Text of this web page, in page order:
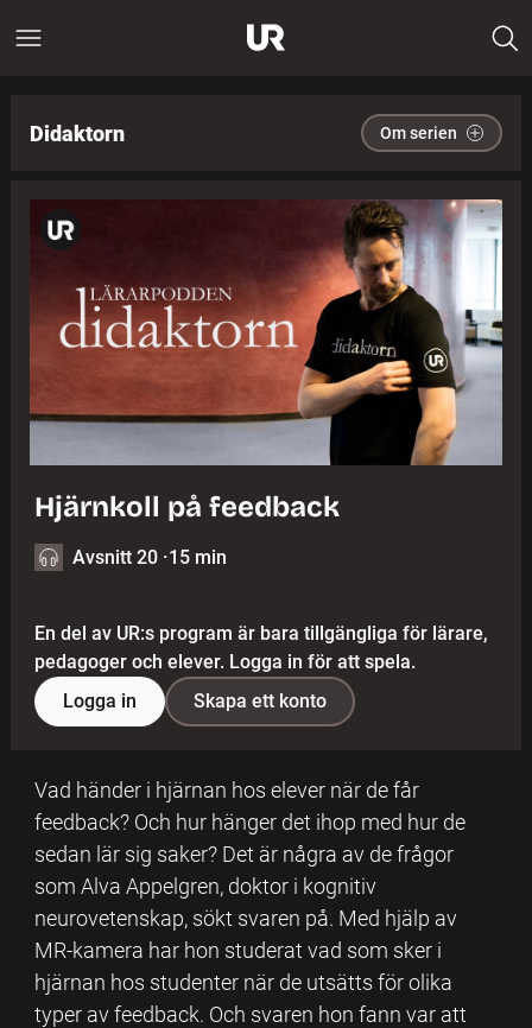
Didaktorn Om serien
Hjärnkoll på feedback
Avsnitt 20 ·15 min
En del av UR:s program är bara tillgängliga för lärare,
pedagoger och elever. Logga in för att spela.
Logga in
Skapa ett konto
Vad händer i hjärnan hos elever när de får
feedback? Och hur hänger det ihop med hur de
sedan lär sig saker? Det är några av de frågor
som Alva Appelgren, doktor i kognitiv
neurovetenskap, sökt svaren på. Med hjälp av
MR-kamera har hon studerat vad som sker i
hjärnan hos studenter när de utsätts för olika
typer av feedback. Och svaren hon fann var att